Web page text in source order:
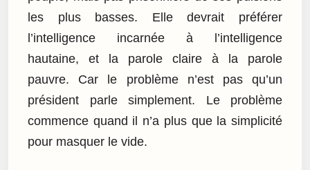
les plus basses. Elle devrait préférer
l’intelligence incarnée à l’intelligence
hautaine, et la parole claire à la parole
pauvre. Car le problème n’est pas qu’un
président parle simplement. Le problème
commence quand il n’a plus que la simplicité
pour masquer le vide.